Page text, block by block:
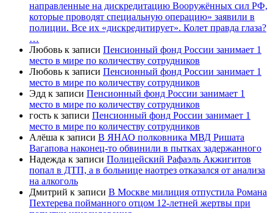
направленные на дискредитацию Вооружённых сил РФ,
которые проводят специальную операцию» заявили в
полиции. Все их «дискредитирует». Колет правда глаза?
…
Любовь к записи Пенсионный фонд России занимает 1
место в мире по количеству сотрудников
Любовь к записи Пенсионный фонд России занимает 1
место в мире по количеству сотрудников
Эдд к записи Пенсионный фонд России занимает 1
место в мире по количеству сотрудников
гость к записи Пенсионный фонд России занимает 1
место в мире по количеству сотрудников
Алёша к записи В ЯНАО полковника МВД Ришата
Вагапова наконец-то обвинили в пытках задержанного
Надежда к записи Полицейский Рафаэль Акжигитов
попал в ДТП, а в больнице наотрез отказался от анализа
на алкоголь
Дмитрий к записи В Москве милиция отпустила Романа
Пехтерева пойманного отцом 12-летней жертвы при